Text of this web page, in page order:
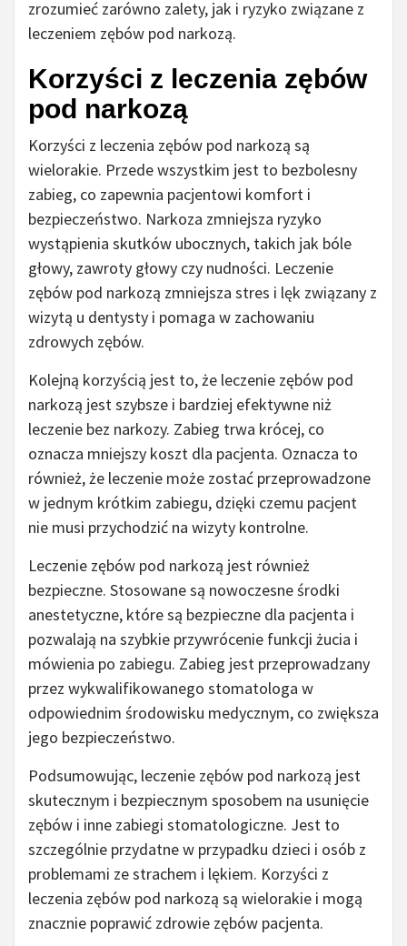
zrozumieć zarówno zalety, jak i ryzyko związane z
leczeniem zębów pod narkozą.
Korzyści z leczenia zębów
pod narkozą
Korzyści z leczenia zębów pod narkozą są
wielorakie. Przede wszystkim jest to bezbolesny
zabieg, co zapewnia pacjentowi komfort i
bezpieczeństwo. Narkoza zmniejsza ryzyko
wystąpienia skutków ubocznych, takich jak bóle
głowy, zawroty głowy czy nudności. Leczenie
zębów pod narkozą zmniejsza stres i lęk związany z
wizytą u dentysty i pomaga w zachowaniu
zdrowych zębów.
Kolejną korzyścią jest to, że leczenie zębów pod
narkozą jest szybsze i bardziej efektywne niż
leczenie bez narkozy. Zabieg trwa krócej, co
oznacza mniejszy koszt dla pacjenta. Oznacza to
również, że leczenie może zostać przeprowadzone
w jednym krótkim zabiegu, dzięki czemu pacjent
nie musi przychodzić na wizyty kontrolne.
Leczenie zębów pod narkozą jest również
bezpieczne. Stosowane są nowoczesne środki
anestetyczne, które są bezpieczne dla pacjenta i
pozwalają na szybkie przywrócenie funkcji żucia i
mówienia po zabiegu. Zabieg jest przeprowadzany
przez wykwalifikowanego stomatologa w
odpowiednim środowisku medycznym, co zwiększa
jego bezpieczeństwo.
Podsumowując, leczenie zębów pod narkozą jest
skutecznym i bezpiecznym sposobem na usunięcie
zębów i inne zabiegi stomatologiczne. Jest to
szczególnie przydatne w przypadku dzieci i osób z
problemami ze strachem i lękiem. Korzyści z
leczenia zębów pod narkozą są wielorakie i mogą
znacznie poprawić zdrowie zębów pacjenta.